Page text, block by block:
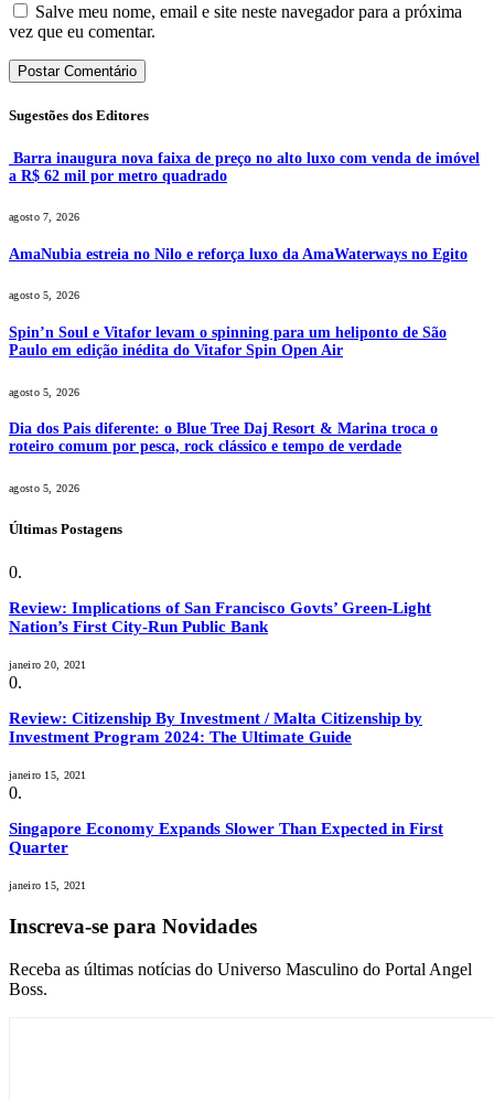
Salve meu nome, email e site neste navegador para a próxima
vez que eu comentar.
Sugestões dos Editores
Barra inaugura nova faixa de preço no alto luxo com venda de imóvel
a R$ 62 mil por metro quadrado
agosto 7, 2026
AmaNubia estreia no Nilo e reforça luxo da AmaWaterways no Egito
agosto 5, 2026
Spin’n Soul e Vitafor levam o spinning para um heliponto de São
Paulo em edição inédita do Vitafor Spin Open Air
agosto 5, 2026
Dia dos Pais diferente: o Blue Tree Daj Resort & Marina troca o
roteiro comum por pesca, rock clássico e tempo de verdade
agosto 5, 2026
Últimas Postagens
Review: Implications of San Francisco Govts’ Green-Light
Nation’s First City-Run Public Bank
janeiro 20, 2021
Review: Citizenship By Investment / Malta Citizenship by
Investment Program 2024: The Ultimate Guide
janeiro 15, 2021
Singapore Economy Expands Slower Than Expected in First
Quarter
janeiro 15, 2021
Inscreva-se para Novidades
Receba as últimas notícias do Universo Masculino do Portal Angel
Boss.